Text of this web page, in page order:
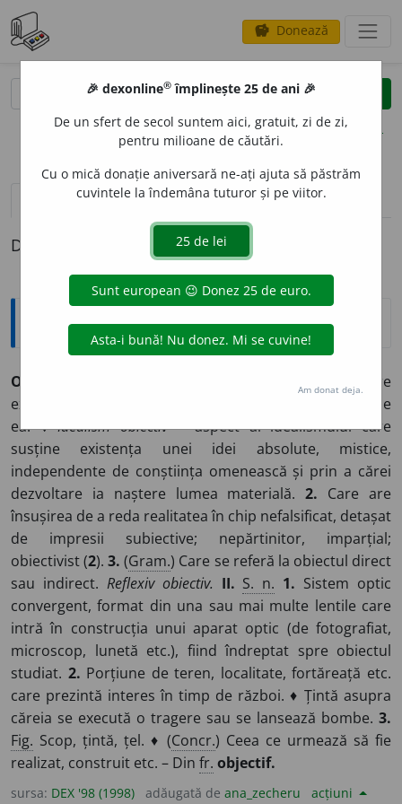
savings Donează
clear
opțiuni
definiții (1) pronunțievolume_up (50)
Definiția cu ID-ul 37739:
Explicative DEX
OBIECT
) Care
există în afara conștiinței omenești și independent de
ea. ◊Idealism obiectiv= aspect al idealismului care
susține existența unei idei absolute, mistice,
independente de conștiința omenească și prin a cărei
dezvoltare ia naștere lumea materială.2. Care are
însușirea de a reda realitatea în chip nefalsificat, detașat
de impresii subiective; nepărtinitor, imparțial;
obiectivist (2).3. (Gram.) Care se referă la obiectul direct
sau indirect. Reflexiv obiectiv. II. S. n. 1. Sistem optic
convergent, format din una sau mai multe lentile care
intră în construcția unui aparat optic (de fotografiat,
microscop, lunetă etc.), fiind îndreptat spre obiectul
studiat. 2. Porțiune de teren, localitate, fortăreață etc.
care prezintă interes în timp de război. ♦ Țintă asupra
căreia se execută o tragere sau se lansează bombe. 3.
Fig. Scop, țintă, țel. ♦ (Concr.) Ceea ce urmează să fie
realizat, construit etc. – Din fr. objectif.
sursa: DEX '98 (1998) adăugată de ana_zecheru acțiuni
🎉 dexonline® împlinește 25 de ani 🎉
De un sfert de secol suntem aici, gratuit, zi de zi,
pentru milioane de căutări.
Cu o mică donație aniversară ne-ați ajuta să păstrăm
cuvintele la îndemâna tuturor și pe viitor.
Am donat deja.